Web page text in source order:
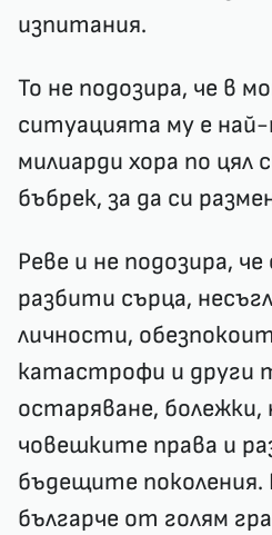
изпитания.
То не подозира, че в
ситуацията му е най-
милиарди хора по цял
бъбрек, за да си
Реве и не подозира,
разбити сърца,
личности,
катастрофи и други
остаряване, болежки,
човешките права и
бъдещите поколения.
българче от голям